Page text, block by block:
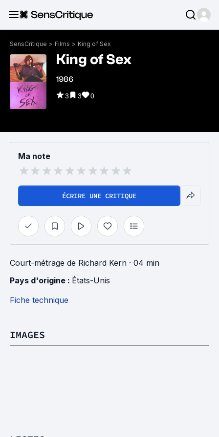
SensCritique > Films > King of Sex
King of Sex
1986
3 3 0
Ma note
ÉCRIRE UNE CRITIQUE
Court-métrage de Richard Kern · 04 min
Pays d'origine : États-Unis
Fiche technique
IMAGES